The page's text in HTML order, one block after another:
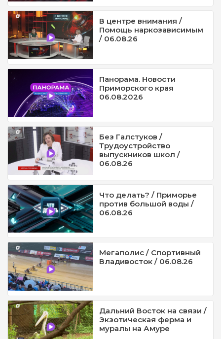
В центре внимания /
Помощь наркозависимым
/ 06.08.26
Панорама. Новости
Приморского края
06.08.2026
Без Галстуков /
Трудоустройство
выпускников школ /
06.08.26
Что делать? / Приморье
против большой воды /
06.08.26
Мегаполис / Спортивный
Владивосток / 06.08.26
Дальний Восток на связи /
Экзотическая ферма и
муралы на Амуре